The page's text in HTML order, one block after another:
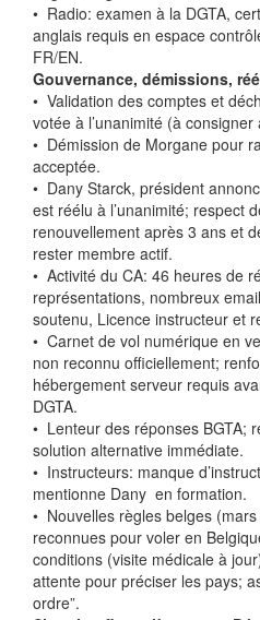
•⁠ ⁠Radio: examen à la DGTA,
anglais requis en espace
FR/EN.
Gouvernance, démissions,
•⁠ ⁠Validation des comptes et
votée à l’unanimité (à consigner
•⁠ ⁠Démission de Morgane pour
acceptée.
•⁠ ⁠Dany Starck, président
est réélu à l’unanimité; respect
renouvellement après 3 ans et
rester membre actif.
•⁠ ⁠Activité du CA: 46 heures de
représentations, nombreux
soutenu, Licence instructeur et
•⁠ ⁠Carnet de vol numérique en
non reconnu officiellement;
hébergement serveur requis
DGTA.
•⁠ ⁠Lenteur des réponses BGTA;
solution alternative immédiate.
•⁠ ⁠Instructeurs: manque
mentionne Dany en formation.
•⁠ ⁠Nouvelles règles belges
reconnues pour voler en
conditions (visite médicale à
attente pour préciser les pays;
ordre”.